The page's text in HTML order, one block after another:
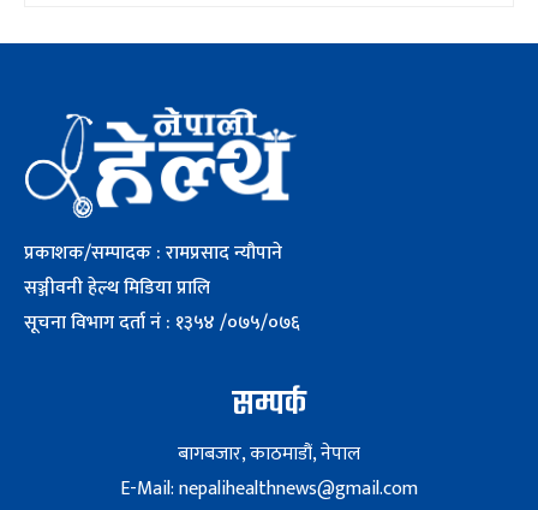
प्रकाशक/सम्पादक : रामप्रसाद न्यौपाने
सञ्जीवनी हेल्थ मिडिया प्रालि
सूचना विभाग दर्ता नं : १३५४ /०७५/०७६
सम्पर्क
बागबजार, काठमाडौं, नेपाल
E-Mail: nepalihealthnews@gmail.com